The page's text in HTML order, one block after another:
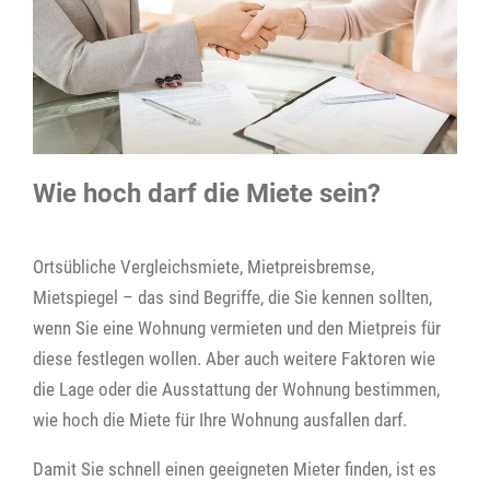
Wie hoch darf die Miete sein?
Ortsübliche Vergleichsmiete, Mietpreisbremse,
Mietspiegel – das sind Begriffe, die Sie kennen sollten,
wenn Sie eine Wohnung vermieten und den Mietpreis für
diese festlegen wollen. Aber auch weitere Faktoren wie
die Lage oder die Ausstattung der Wohnung bestimmen,
wie hoch die Miete für Ihre Wohnung ausfallen darf.
Damit Sie schnell einen geeigneten Mieter finden, ist es